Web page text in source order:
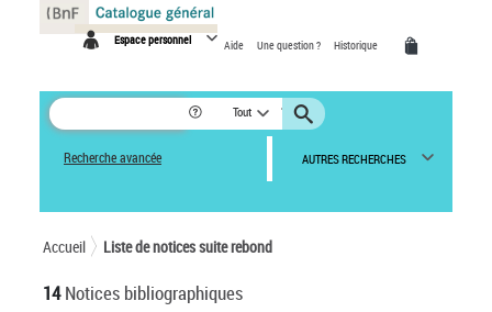
Espace personnel Aide Une question ? Historique
Tout
Recherche avancée AUTRES RECHERCHES
Accueil Liste de notices suite rebond
14Notices bibliographiques
Panneau de gestion des cookies